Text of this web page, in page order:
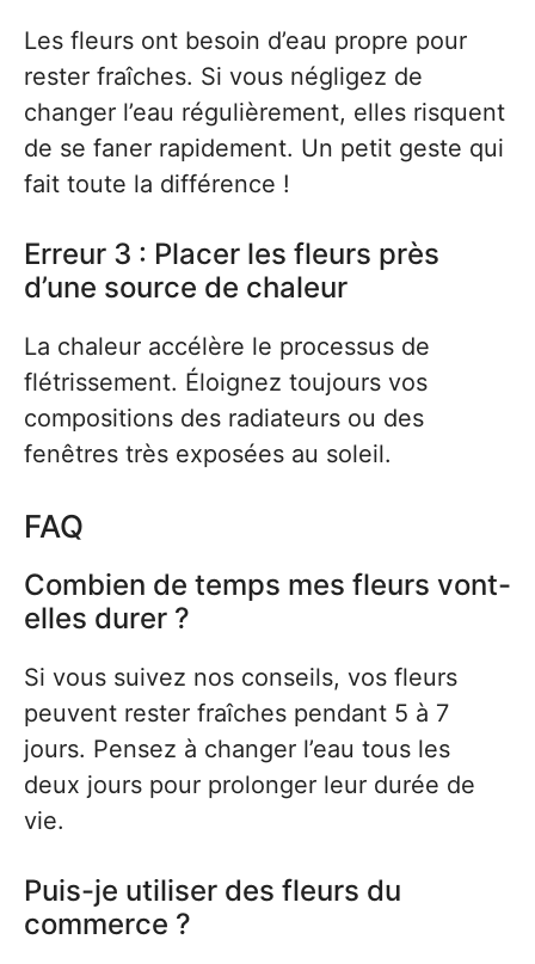
Les fleurs ont besoin d’eau propre pour
rester fraîches. Si vous négligez de
changer l’eau régulièrement, elles risquent
de se faner rapidement. Un petit geste qui
fait toute la différence !
Erreur 3 : Placer les fleurs près
d’une source de chaleur
La chaleur accélère le processus de
flétrissement. Éloignez toujours vos
compositions des radiateurs ou des
fenêtres très exposées au soleil.
FAQ
Combien de temps mes fleurs vont-
elles durer ?
Si vous suivez nos conseils, vos fleurs
peuvent rester fraîches pendant 5 à 7
jours. Pensez à changer l’eau tous les
deux jours pour prolonger leur durée de
vie.
Puis-je utiliser des fleurs du
commerce ?